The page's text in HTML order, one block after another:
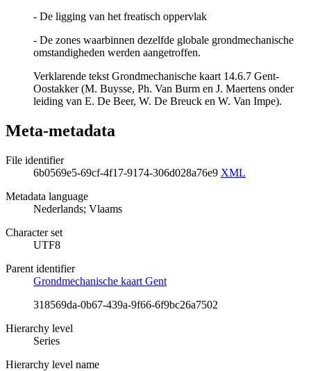
- De ligging van het freatisch oppervlak
- De zones waarbinnen dezelfde globale grondmechanische
omstandigheden werden aangetroffen.
Verklarende tekst Grondmechanische kaart 14.6.7 Gent-
Oostakker (M. Buysse, Ph. Van Burm en J. Maertens onder
leiding van E. De Beer, W. De Breuck en W. Van Impe).
Meta-metadata
File identifier
6b0569e5-69cf-4f17-9174-306d028a76e9 XML
Metadata language
Nederlands; Vlaams
Character set
UTF8
Parent identifier
Grondmechanische kaart Gent
318569da-0b67-439a-9f66-6f9bc26a7502
Hierarchy level
Series
Hierarchy level name